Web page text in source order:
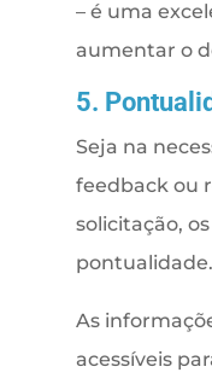
– é uma
aumentar o
5.
Seja na
feedback ou
solicitação,
pontualidade.
As
acessíveis